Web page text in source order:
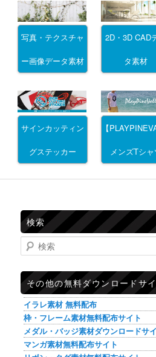
写真・テクスチャ
ー画像データ素材
2D・3D CAD
タ素材
サインカッティン
グステッカー
【
メンズTシャ
検索
検索
その他の無料ダウンロードサ
イラレ素材 無料配布
枠・フレーム素材無料配布サイト
メダル・バッジ素材ダウンロードサ
マンガ素材無料配布サイト